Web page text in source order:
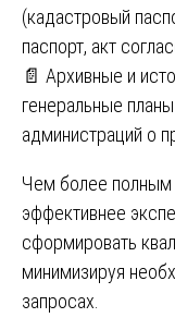
(кадастровый
паспорт, акт
📄 Архивные и
генеральные
администраций о
Чем более полным
эффективнее
сформировать
минимизируя
запросах.